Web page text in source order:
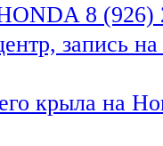
8 (926)
запись
крыла на